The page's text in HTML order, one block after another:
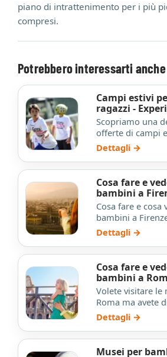
piano di intrattenimento per i più
compresi.
Potrebbero interessarti anche
Campi estivi
ragazzi -
Camp
Scopriamo una
offerte di campi
e ragazzi.
Dettagli →
Cosa fare e
bambini a
Cosa fare e cosa
bambini a
che le città d’arte
solo a misura di
Dettagli →
Cosa fare e
bambini a
Volete visitare le
Roma ma avete
possa offrire la
piccoli, cosa
Dettagli →
Musei per